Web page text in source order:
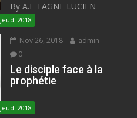
By A.E TAGNE LUCIEN
Jeudi 2018
Nov 26, 2018
admin
0
Le disciple face à la
prophétie
Jeudi 2018